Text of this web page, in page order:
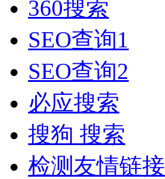
360搜索
SEO查询1
SEO查询2
必应搜索
搜狗 搜索
检测友情链接